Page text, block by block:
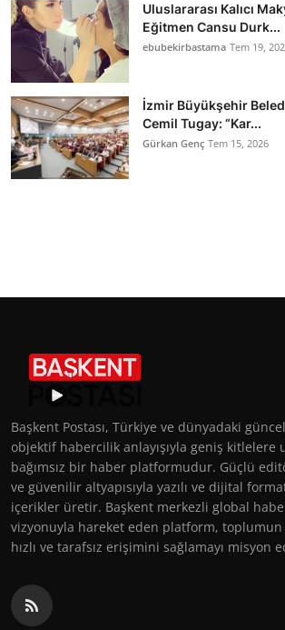
Uluslararası Kalıcı
Eğitmen Cansu Durk...
ebubekirbastama Tem 19,
İzmir Büyükşehir
Cemil Tugay: “Kar...
Gürkan Genç Tem 15, 2026
Başkent Postası, Türkiye ve dünyadaki
objektif habercilik anlayışıyla geniş kitlelere
bağımsız bir haber platformudur. Güçlü
ve güvenilir altyapısıyla yazılı ve dijital
içerikler üretir. Başkent merkezli global
vizyonuyla hareket eden platform,
hızlı ve tarafsız erişimini sağlamayı misyon